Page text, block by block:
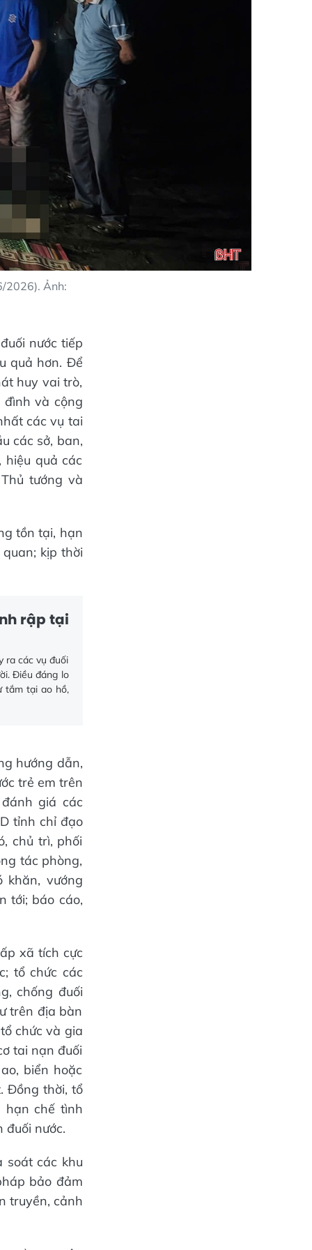
2026). Ảnh:
nước tiếp
quả hơn. Để
huy vai trò,
đình và cộng
các vụ tai
các sở, ban,
quả các
tướng và
tồn tại, hạn
kịp thời
rập tại
ra các vụ đuối
Điều đáng lo
tắm tại ao hồ,
hướng dẫn,
trẻ em trên
giá các
tỉnh chỉ đạo
chủ trì, phối
tác phòng,
khăn, vướng
tới; báo cáo,
xã tích cực
tổ chức các
chống đuối
trên địa bàn
chức và gia
tai nạn đuối
biển hoặc
Đồng thời, tổ
hạn chế tình
nước.
soát các khu
bảo đảm
truyền, cảnh